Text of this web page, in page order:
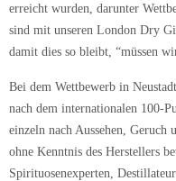
erreicht wurden, darunter
sind mit unseren London Dry
damit dies so bleibt, “müssen
Bei dem Wettbewerb in
nach dem internationalen 100-
einzeln nach Aussehen,
ohne Kenntnis des Herstellers
Spirituosenexperten,